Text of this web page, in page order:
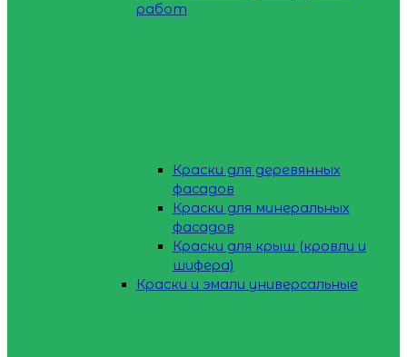
работ
Краски для деревянных
фасадов
Краски для минеральных
фасадов
Краски для крыш (кровли и
шифера)
Краски и эмали универсальные